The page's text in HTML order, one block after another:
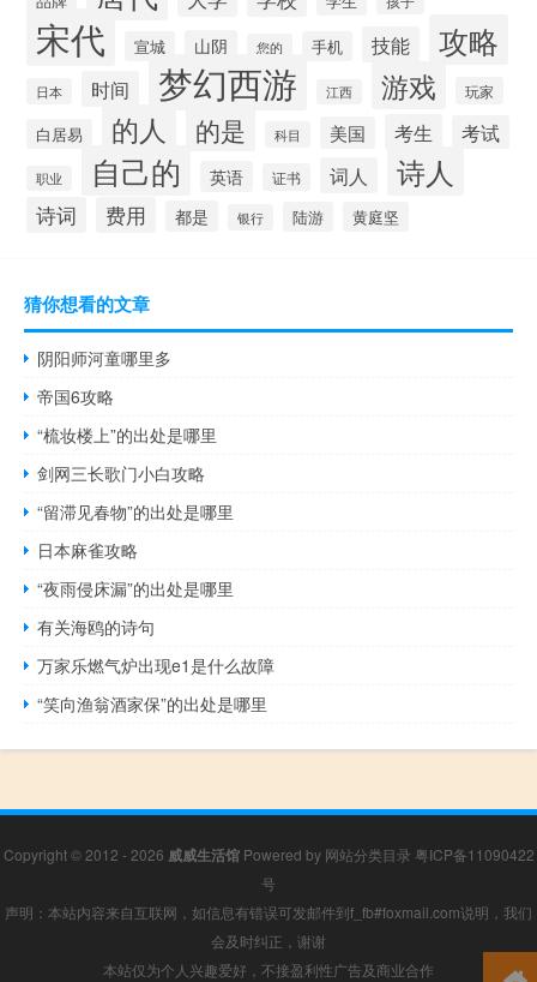
宋代 宣城 山阴 您的 手机 技能 攻略
日本 时间 梦幻西游 江西 游戏 玩家
白居易 的人 的是 科目 美国 考生 考试
职业 自己的 英语 证书 词人 诗人
诗词 费用 都是 银行 陆游 黄庭坚
猜你想看的文章
阴阳师河童哪里多
帝国6攻略
“梳妆楼上”的出处是哪里
剑网三长歌门小白攻略
“留滞见春物”的出处是哪里
日本麻雀攻略
“夜雨侵床漏”的出处是哪里
有关海鸥的诗句
万家乐燃气炉出现e1是什么故障
“笑向渔翁酒家保”的出处是哪里
Copyright © 2012 - 2026 威威生活馆Powered by 网站分类目录 粤ICP备11090422
号
声明：本站内容来自互联网，如信息有错误可发邮件到f_fb#foxmail.com说明，我们
会及时纠正，谢谢
本站仅为个人兴趣爱好，不接盈利性广告及商业合作